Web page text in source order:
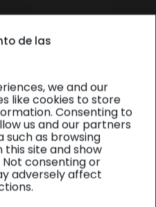
de las
we and our
like cookies to store
Consenting to
us and our partners
such as browsing
this site and show
consenting or
adversely affect